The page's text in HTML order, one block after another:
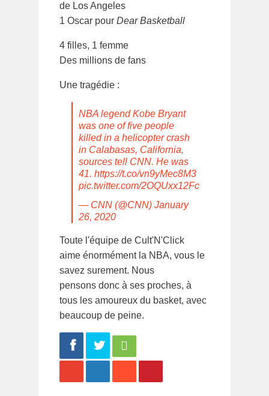
de Los Angeles
1 Oscar pour Dear Basketball
4 filles, 1 femme
Des millions de fans
Une tragédie :
NBA legend Kobe Bryant
was one of five people
killed in a helicopter crash
in Calabasas, California,
sources tell CNN. He was
41. https://t.co/vn9yMec8M3
pic.twitter.com/2OQUxx12Fc
— CNN (@CNN) January
26, 2020
Toute l'équipe de Cult'N'Click
aime énormément la NBA, vous le
savez surement. Nous
pensons donc à ses proches, à
tous les amoureux du basket, avec
beaucoup de peine.